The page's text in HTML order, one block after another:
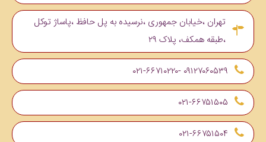
تهران ،خیابان جمهوری ،نرسیده به پل حافظ ،پاساژ توکل
،طبقه همکف، پلاک ۲۹
۰۹۱۲۷۰۶۰۵۳۹ -۰۲۱-۶۶۷۱۰۲۲۰
۰۲۱-۶۶۷۵۱۵۰۵
۰۲۱-۶۶۷۵۱۵۰۴